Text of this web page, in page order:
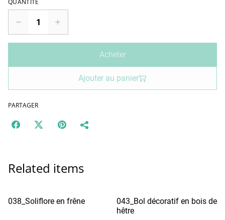
QUANTITÉ
Acheter
Ajouter au panier
PARTAGER
Related items
038_Soliflore en frêne
043_Bol décoratif en bois de
hêtre